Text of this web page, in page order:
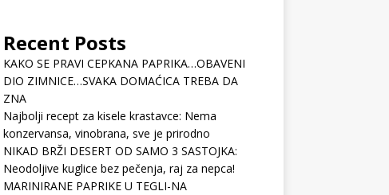
Recent Posts
KAKO SE PRAVI CEPKANA PAPRIKA…OBAVENI
DIO ZIMNICE…SVAKA DOMAĆICA TREBA DA
ZNA
Najbolji recept za kisele krastavce: Nema
konzervansa, vinobrana, sve je prirodno
NIKAD BRŽI DESERT OD SAMO 3 SASTOJKA:
Neodoljive kuglice bez pečenja, raj za nepca!
MARINIRANE PAPRIKE U TEGLI-NA